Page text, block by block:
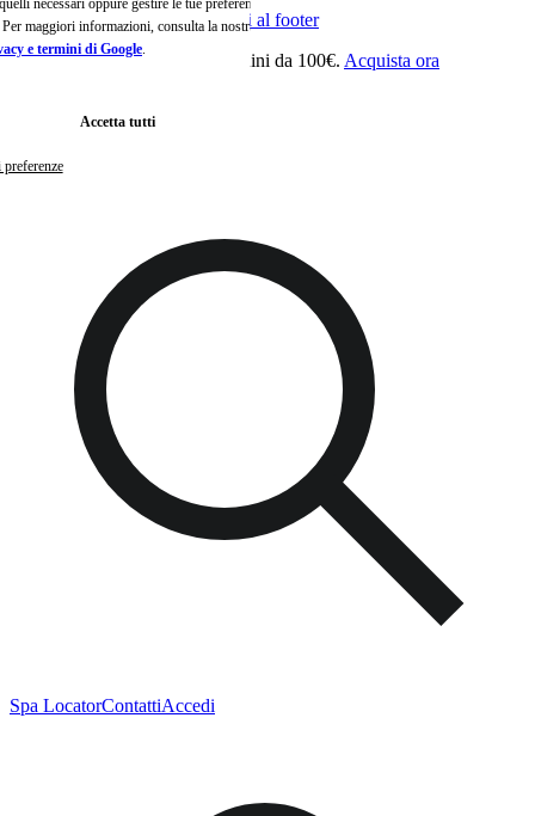
necessari oppure gestire le tue preferenze
maggiori informazioni, consulta la nostra
e termini di Google.
Accetta tutti
preferenze
Passa al contenuto principaleVai al footer
viso in regalo con ordini da 100€.Acquista ora
Spa LocatorContattiAccedi